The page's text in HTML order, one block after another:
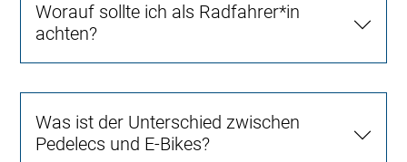
Worauf sollte ich als Radfahrer*in
achten?
Was ist der Unterschied zwischen
Pedelecs und E-Bikes?